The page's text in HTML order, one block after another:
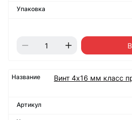
Винт 4х16 мм класс